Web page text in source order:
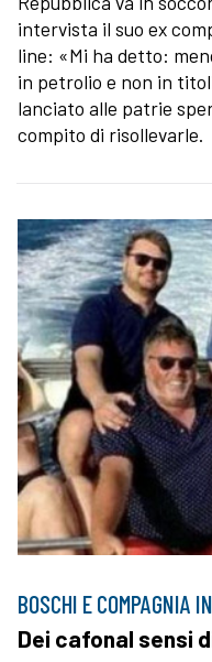
intervista il suo ex
line: «Mi ha detto:
in petrolio e non in
lanciato alle patrie
compito di risollevarle.
BOSCHI E COMPAGNIA
Dei cafonal sensi